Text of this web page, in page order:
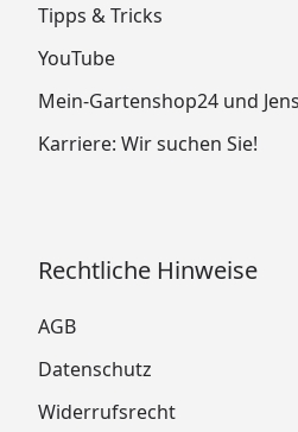
Tipps & Tricks
YouTube
Mein-Gartenshop24 und
Karriere: Wir suchen Sie!
Rechtliche Hinweise
AGB
Datenschutz
Widerrufsrecht